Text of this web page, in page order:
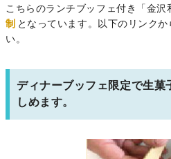
こちらのランチブッフェ付き「金沢
制 となっています。以下のリンク
い。
ディナーブッフェ限定で生菓
しめます。